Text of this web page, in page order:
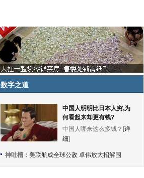
数字之道
中国人明明比日本人穷,为
何看起来却更有钱?
中国人哪来这么多钱？[详
细]
神吐槽： 美联航成全球公敌 卓伟放大招解围